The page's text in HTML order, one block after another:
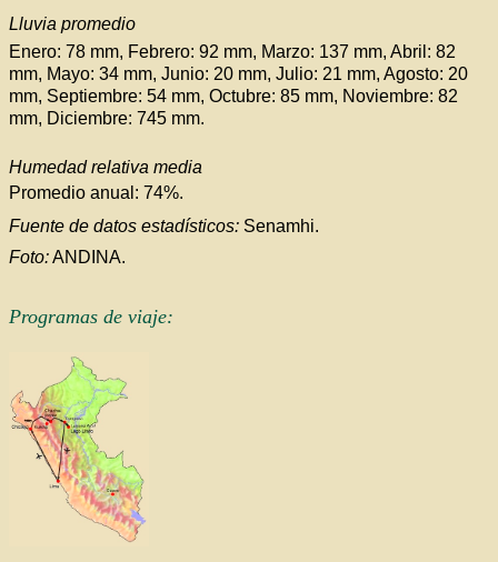
Lluvia promedio
Enero: 78 mm, Febrero: 92 mm, Marzo: 137 mm, Abril: 82
mm, Mayo: 34 mm, Junio: 20 mm, Julio: 21 mm, Agosto: 20
mm, Septiembre: 54 mm, Octubre: 85 mm, Noviembre: 82
mm, Diciembre: 745 mm.
Humedad relativa media
Promedio anual: 74%.
Fuente de datos estadísticos: Senamhi.
Foto:ANDINA.
Programas de viaje: